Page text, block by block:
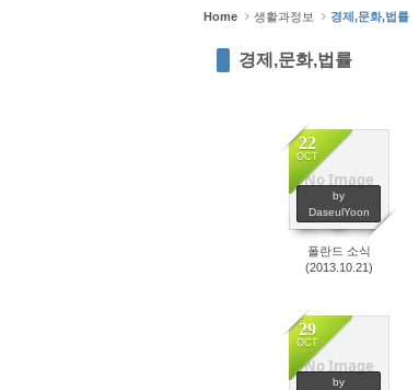
Home 생활과정보 경제,문화,법률
경제,문화,법률
No Image
22
OCT
by
DaseulYoon
2148
폴란드 소식
(2013.10.21)
No Image
29
OCT
by
2638